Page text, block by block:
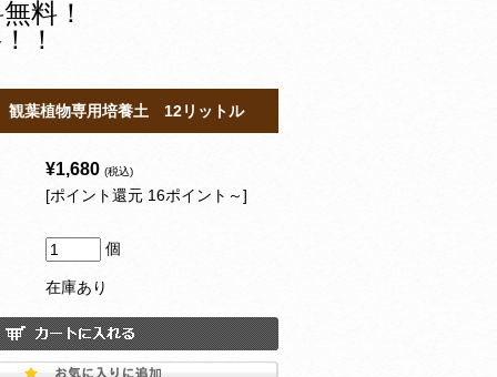
料！
！
観葉植物専用培養土 12リットル
¥1,680 (税込)
[ポイント還元 16ポイント～]
個
在庫あり